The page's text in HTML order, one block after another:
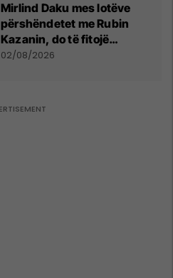
Mirlind Daku mes lotëve
përshëndetet me Rubin
Kazanin, do të fitojë
miliona te Spartak Moska
02/08/2026